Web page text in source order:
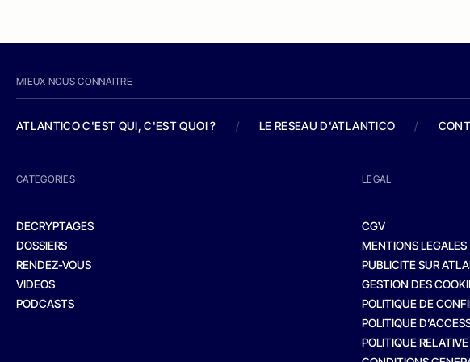
MIEUX NOUS CONNAITRE
ATLANTICO C'EST QUI, C'EST QUOI ? / LE RESEAU D'ATLANTICO /
CATEGORIES
DECRYPTAGES
DOSSIERS
RENDEZ-VOUS
VIDEOS
PODCASTS
LEGAL
CGV
MENTIONS LEGALES
PUBLICITE SUR
GESTION DES
POLITIQUE DE
POLITIQUE
POLITIQUE